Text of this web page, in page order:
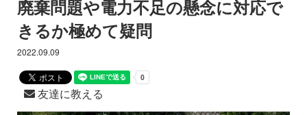
廃棄問題や電力不足の懸念に対応で
きるか極めて疑問
2022.09.09
友達に教える